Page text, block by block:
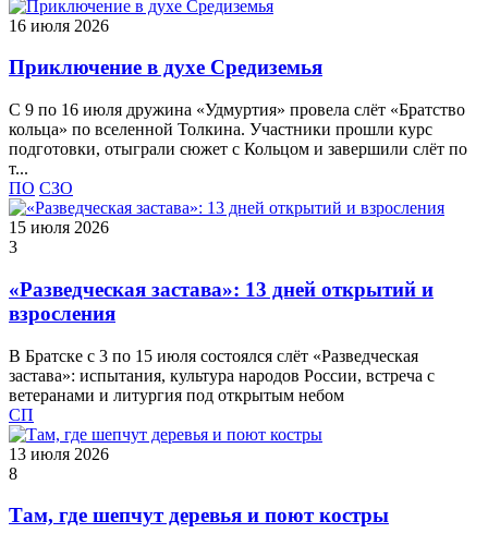
16 июля 2026
Приключение в духе Средиземья
С 9 по 16 июля дружина «Удмуртия» провела слёт «Братство
кольца» по вселенной Толкина. Участники прошли курс
подготовки, отыграли сюжет с Кольцом и завершили слёт по
т...
ПО СЗО
15 июля 2026
3
«Разведческая застава»: 13 дней открытий и
взросления
В Братске с 3 по 15 июля состоялся слёт «Разведческая
застава»: испытания, культура народов России, встреча с
ветеранами и литургия под открытым небом
СП
13 июля 2026
8
Там, где шепчут деревья и поют костры